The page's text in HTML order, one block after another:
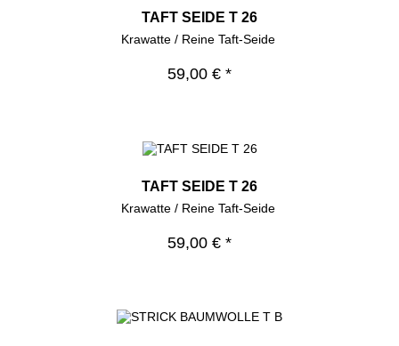
TAFT SEIDE T 26
Krawatte / Reine Taft-Seide
59,00 € *
TAFT SEIDE T 26
Krawatte / Reine Taft-Seide
59,00 € *